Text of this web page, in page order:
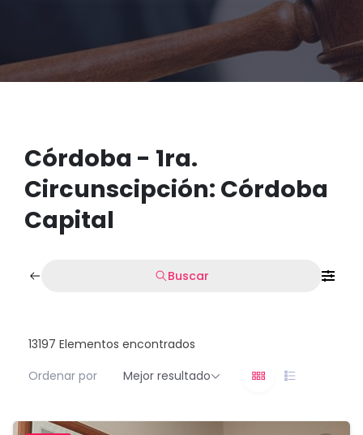
Córdoba - 1ra.
Circunscipción: Córdoba
Capital
Buscar
13197 Elementos encontrados
Ordenar por
Mejor resultado